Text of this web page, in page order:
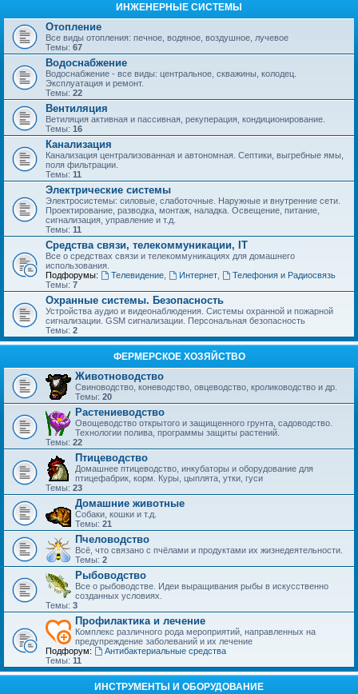
ИНЖЕНЕРНЫЕ СИСТЕМЫ
Отопление
Все виды отопления: печное, водяное, воздушное, лучевое
Темы: 67
Водоснабжение
Водоснабжение - все виды: центральное, скважины, колодец.
Эксплуатация и ремонт.
Темы: 22
Вентиляция
Ветиляция активная и пассивная, рекуперация, кондиционирование.
Темы: 16
Канализация
Канализация централизованная и автономная. Септики, выгребные ямы,
поля фильтрации.
Темы: 11
Электрические системы
Электросистемы: силовые, слаботочные. Наружные и внутренние сети.
Проектирование, разводка, монтаж, наладка. Освещение, питание,
сигнализация, управление и т.д.
Темы: 11
Средства связи, телекоммуникации, IT
Все о средствах связи и телекоммуникациях для домашнего
использования.
Подфорумы:
Телевидение, Интернет,
Телефония и Радиосвязь
Темы: 7
Охранные системы. Безопасность
Устройства аудио и видеонаблюдения. Системы охранной и пожарной
сигнализации. GSM сигнализации. Персональная безопасность
Темы: 2
ФЕРМЕРСКОЕ ХОЗЯЙСТВО
Животноводство
Свиноводство, коневодство, овцеводство, кролиководство и др.
Темы: 20
Растениеводство
Овощеводство открытого и защищенного грунта, садоводство.
Технологии полива, программы защиты растений.
Темы: 22
Птицеводство
Домашнее птицеводство, инкубаторы и оборудование для
птицефабрик, корм. Куры, цыплята, утки, гуси
Темы: 23
Домашние животные
Собаки, кошки и т.д.
Темы: 21
Пчеловодство
Всё, что связано с пчёлами и продуктами их жизнедеятельности.
Темы: 2
Рыбоводство
Все о рыбоводстве. Идеи выращивания рыбы в искусственно
созданных условиях.
Темы: 3
Профилактика и лечение
Комплекс различного рода мероприятий, направленных на
предупреждение заболеваний и их лечение
Подфорум:
Антибактериальные средства
Темы: 11
ИНСТРУМЕНТЫ И ОБОРУДОВАНИЕ